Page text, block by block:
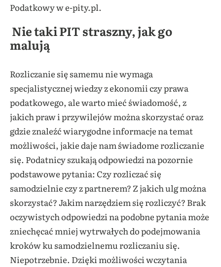
Podatkowy w e-pity.pl.
Nie taki PIT straszny, jak go
malują
Rozliczanie się samemu nie wymaga
specjalistycznej wiedzy z ekonomii czy prawa
podatkowego, ale warto mieć świadomość, z
jakich praw i przywilejów można skorzystać oraz
gdzie znaleźć wiarygodne informacje na temat
możliwości, jakie daje nam świadome rozliczanie
się. Podatnicy szukają odpowiedzi na pozornie
podstawowe pytania: Czy rozliczać się
samodzielnie czy z partnerem? Z jakich ulg można
skorzystać? Jakim narzędziem się rozliczyć? Brak
oczywistych odpowiedzi na podobne pytania może
zniechęcać mniej wytrwałych do podejmowania
kroków ku samodzielnemu rozliczaniu się.
Niepotrzebnie. Dzięki możliwości wczytania